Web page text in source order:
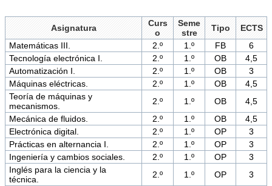
Asignatura
Curs
o
Seme
stre
Tipo
ECTS
Matemáticas III.
2.º 1.º FB
6
Tecnología electrónica I.
2.º 1.º OB
4,5
Automatización I.
2.º 1.º OB
3
Máquinas eléctricas.
2.º 1.º OB
4,5
Teoría de máquinas y
mecanismos.
2.º 1.º OB
4,5
Mecánica de fluidos.
2.º 1.º OB
4,5
Electrónica digital.
2.º 1.º OP
3
Prácticas en alternancia I.
2.º 1.º OP
3
Ingeniería y cambios sociales.
2.º 1.º OP
3
Inglés para la ciencia y la
técnica.
2.º 1.º OP
3